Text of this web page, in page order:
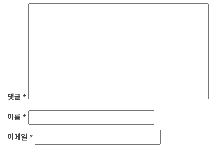
댓글 *
이름 *
이메일 *